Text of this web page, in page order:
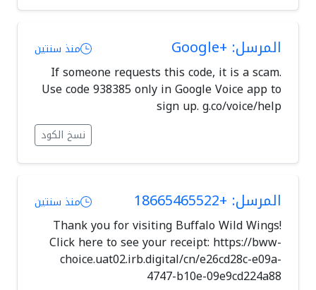
المرسل: +Google منذ سنتين
If someone requests this code, it is a scam.
Use code 938385 only in Google Voice app to
sign up. g.co/voice/help
نسخ الكود
المرسل: +18665465522 منذ سنتين
Thank you for visiting Buffalo Wild Wings!
Click here to see your receipt: https://bww-
choice.uat02.irb.digital/cn/e26cd28c-e09a-
4747-b10e-09e9cd224a88